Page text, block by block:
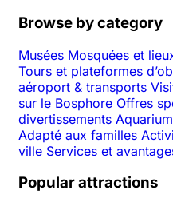
Browse by category
Musées Mosquées et
Tours et plateformes
aéroport & transports
sur le Bosphore Offres
divertissements
Adapté aux familles
ville Services et
Popular attractions